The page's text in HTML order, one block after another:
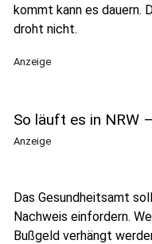
kommt kann es dauern.
droht nicht.
Anzeige
So läuft es in NRW
Anzeige
Das Gesundheitsamt
Nachweis einfordern.
Bußgeld verhängt